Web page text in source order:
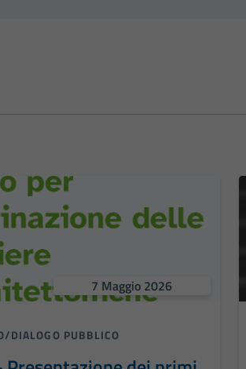
7 Maggio 2026
DIALOGO PUBBLICO